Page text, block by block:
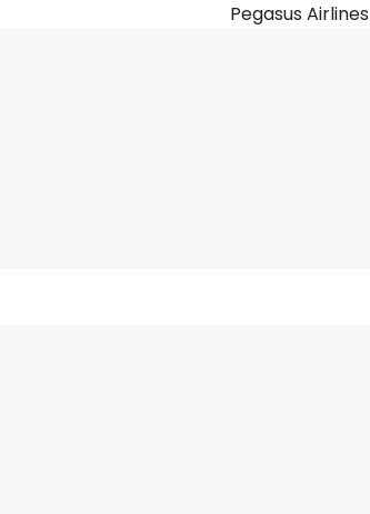
Pegasus Airlines